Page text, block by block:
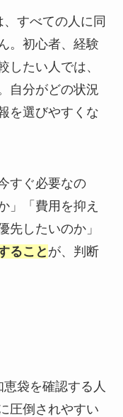
すべての人に同
。初心者、経験
したい人では、
自分がどの状況
を選びやすくな
すぐ必要なの
」「費用を抑え
先したいのか」
ること が、判断
袋を確認する人
圧倒されやすい